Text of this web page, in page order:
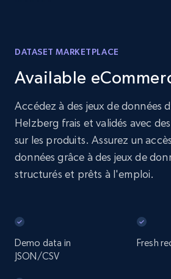
DATASET MARKETPLACE
Available
Accédez à des jeux de données
Helzberg frais et validés avec
sur les produits. Assurez un
données grâce à des jeux de
structurés et prêts à l'emploi.
Demo data in
JSON/CSV
Fresh